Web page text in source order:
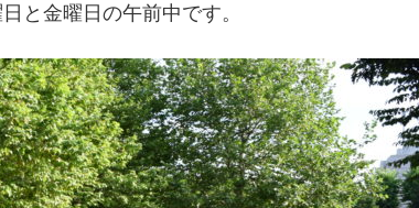
と金曜日の午前中です。